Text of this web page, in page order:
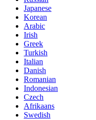
Japanese
Korean
Arabic
Irish
Greek
Turkish
Italian
Danish
Romanian
Indonesian
Czech
Afrikaans
Swedish